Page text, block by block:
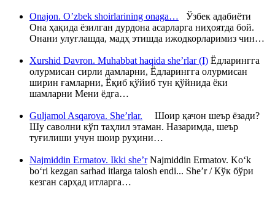
Onajon. O’zbek shoirlarining onaga… Ўзбек адабиёти
Она ҳақида ёзилган дурдона асарларга ниҳоятда бой.
Онани улуғлашда, мадҳ этишда ижодкорларимиз чин…
Xurshid Davron. Muhabbat haqida she’rlar (I) Ёдларингга
олурмисан сирли дамларни, Ёдларингга олурмисан
ширин ғамларни, Ёқиб қўйиб тун қўйнида ёки
шамларни Мени ёдга…
Guljamol Asqarova. She’rlar. Шоир қачон шеър ёзади?
Шу саволни кўп таҳлил этаман. Назаримда, шеър
туғилиши учун шоир руҳини…
Najmiddin Ermatov. Ikki she’rNajmiddin Ermatov. Ko‘k
bo‘ri kezgan sarhad itlarga talosh endi... She’r / Кўк бўри
кезган сарҳад итларга…